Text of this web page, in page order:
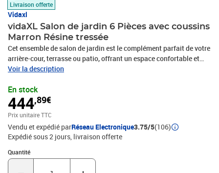
Livraison offerte
Vidaxl
vidaXL Salon de jardin 6 Pièces avec coussins
Marron Résine tressée
Cet ensemble de salon de jardin est le complément parfait de votre
arrière-cour, terrasse ou patio, offrant un espace confortable et
accueillant pour discuter avec la famille et les amis ou simplement
tressée, également connue sous le nom de poly rotin, est un
matériau synthétique solide et nécessitant peu d'entretien qui
ressemble au rotin naturel. Elle est légère, facile à nettoyer et
couramment utilisée pour les meubles d'extérieur en raison de sa
durabilité et de ses propriétés de résistance aux intempéries.Cadre
robuste et stable : le cadre en acier enduit de poudre est solide,
stable, durable et résistant à la corrosion et aux intempéries, ce
qui garantit des performances durables.Dessus en verre : le dessus
Voir la description
En stock
444,89€
Prix unitaire TTC
Vendu et expédié parRéseau Electronique3.75/5(106)
Expédié sous 2 jours livraison offerte
Quantité
Quantité : 1